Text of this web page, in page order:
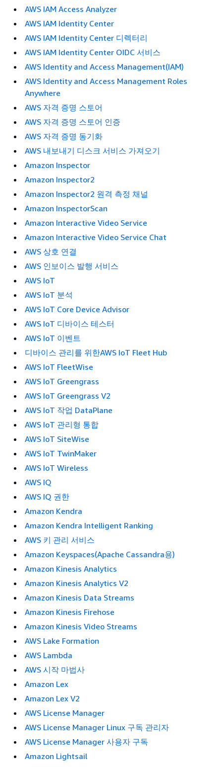
AWS IAM Access Analyzer
AWS IAM Identity Center
AWS IAM Identity Center 디렉터리
AWS IAM Identity Center OIDC 서비스
AWS Identity and Access Management(IAM)
AWS Identity and Access Management Roles
Anywhere
AWS 자격 증명 스토어
AWS 자격 증명 스토어 인증
AWS 자격 증명 동기화
AWS 내보내기 디스크 서비스 가져오기
Amazon Inspector
Amazon Inspector2
Amazon Inspector2 원격 측정 채널
Amazon InspectorScan
Amazon Interactive Video Service
Amazon Interactive Video Service Chat
AWS 상호 연결
AWS 인보이스 발행 서비스
AWS IoT
AWS IoT 분석
AWS IoT Core Device Advisor
AWS IoT 디바이스 테스터
AWS IoT 이벤트
디바이스 관리를 위한AWS IoT Fleet Hub
AWS IoT FleetWise
AWS IoT Greengrass
AWS IoT Greengrass V2
AWS IoT 작업 DataPlane
AWS IoT 관리형 통합
AWS IoT SiteWise
AWS IoT TwinMaker
AWS IoT Wireless
AWS IQ
AWS IQ 권한
Amazon Kendra
Amazon Kendra Intelligent Ranking
AWS 키 관리 서비스
Amazon Keyspaces(Apache Cassandra용)
Amazon Kinesis Analytics
Amazon Kinesis Analytics V2
Amazon Kinesis Data Streams
Amazon Kinesis Firehose
Amazon Kinesis Video Streams
AWS Lake Formation
AWS Lambda
AWS 시작 마법사
Amazon Lex
Amazon Lex V2
AWS License Manager
AWS License Manager Linux 구독 관리자
AWS License Manager 사용자 구독
Amazon Lightsail